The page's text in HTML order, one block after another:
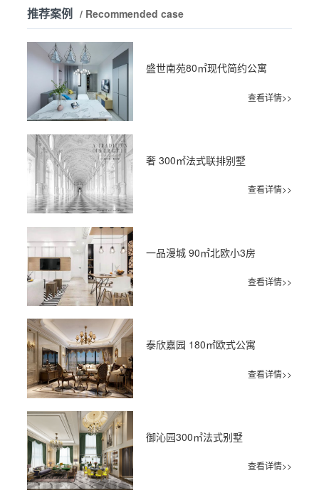
推荐案例 / Recommended case
盛世南苑80㎡现代简约公寓
查看详情>>
奢 300㎡法式联排别墅
查看详情>>
一品漫城 90㎡北欧小3房
查看详情>>
泰欣嘉园 180㎡欧式公寓
查看详情>>
御沁园300㎡法式别墅
查看详情>>